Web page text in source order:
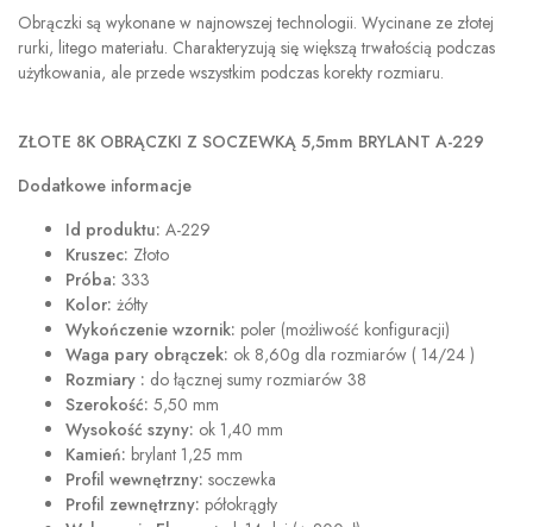
Obrączki są wykonane w najnowszej technologii. Wycinane ze złotej
rurki, litego materiału. Charakteryzują się większą trwałością podczas
użytkowania, ale przede wszystkim podczas korekty rozmiaru.
ZŁOTE 8K OBRĄCZKI Z SOCZEWKĄ 5,5mm BRYLANT A-229
Dodatkowe informacje
Id produktu: A-229
Kruszec: Złoto
Próba: 333
Kolor: żółty
Wykończenie wzornik: poler (możliwość konfiguracji)
Waga pary obrączek: ok 8,60g dla rozmiarów ( 14/24 )
Rozmiary : do łącznej sumy rozmiarów 38
Szerokość: 5,50 mm
Wysokość szyny: ok 1,40 mm
Kamień: brylant 1,25 mm
Profil wewnętrzny: soczewka
Profil zewnętrzny: półokrągły